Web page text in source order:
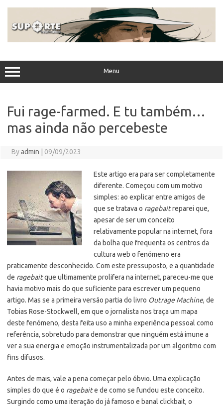
Menu
Fui rage-farmed. E tu também…
mas ainda não percebeste
Byadmin 09/09/2023
Este artigo era para ser completamente
diferente. Começou com um motivo
simples: ao explicar entre amigos de
que se tratava o ragebaitreparei que,
apesar de ser um conceito
relativamente popular na internet, fora
da bolha que frequenta os centros da
cultura web o fenómeno era
praticamente desconhecido. Com este pressuposto, e a quantidade
de ragebaitque ultimamente prolifera na internet, pareceu-me que
havia motivo mais do que suficiente para escrever um pequeno
artigo. Mas se a primeira versão partia do livro Outrage Machine, de
Tobias Rose-Stockwell, em que o jornalista nos traça um mapa
deste fenómeno, desta feita uso a minha experiência pessoal como
referência, sobretudo para demonstrar que ninguém está imune a
ver a sua energia e emoção instrumentalizada por um algoritmo com
fins difusos.
Antes de mais, vale a pena começar pelo óbvio. Uma explicação
simples do que é o ragebaite de como se fundou este conceito.
Surgindo como uma iteração do já famoso e banal clickbait, o